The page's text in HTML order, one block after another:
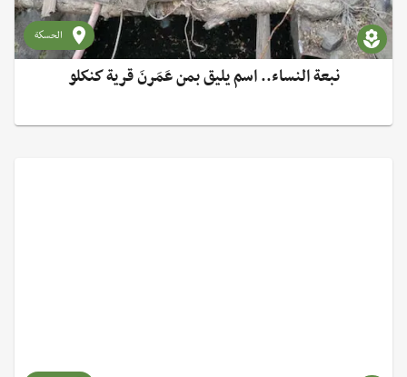
الحسكة
نبعة النساء.. اسم يليق بمن عَمَرنَ قرية كنكلو